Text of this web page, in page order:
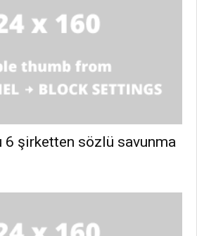
6 şirketten sözlü savunma